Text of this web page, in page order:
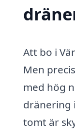
Att bo i
Men
med hög
dränering
tomt är